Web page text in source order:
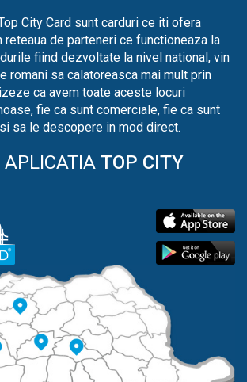
City Card sunt carduri ce iti ofera
reteaua de parteneri ce functioneaza la
fiind dezvoltate la nivel national, vin
romani sa calatoreasca mai mult prin
ca avem toate aceste locuri
fie ca sunt comerciale, fie ca sunt
sa le descopere in mod direct.
APLICATIA TOP CITY